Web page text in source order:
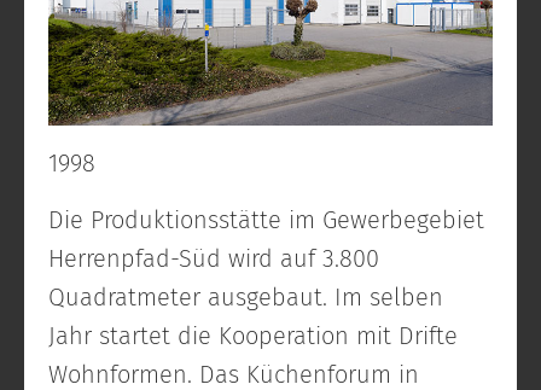
1998
Die Produktionsstätte im Gewerbegebiet
Herrenpfad-Süd wird auf 3.800
Quadratmeter ausgebaut. Im selben
Jahr startet die Kooperation mit Drifte
Wohnformen. Das Küchenforum in